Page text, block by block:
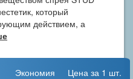
который
действием, а
Экономия Цена за 1 шт.